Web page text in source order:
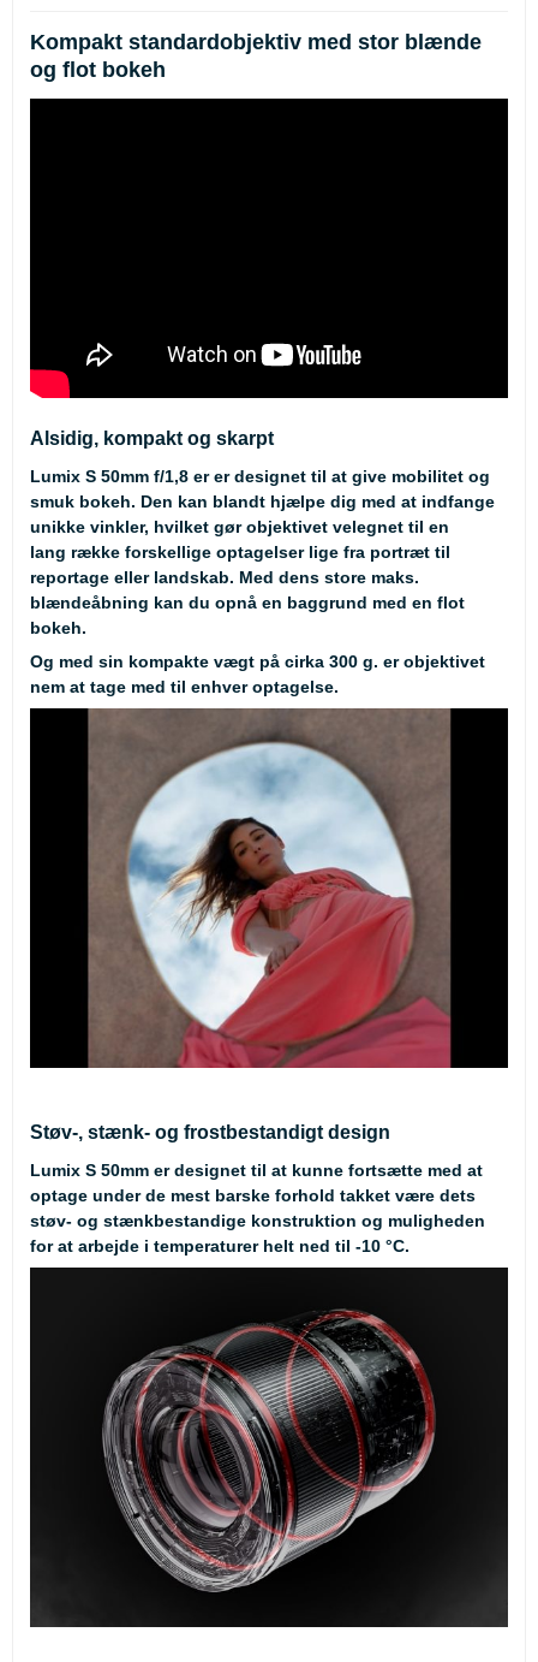
Kompakt standardobjektiv med stor blænde
og flot bokeh
Alsidig, kompakt og skarpt
Lumix S 50mm f/1,8 er er designet til at give mobilitet og
smuk bokeh. Den kan blandt hjælpe dig med at indfange
unikke vinkler, hvilket gør objektivet velegnet til en
lang række forskellige optagelser lige fra portræt til
reportage eller landskab. Med dens store maks.
blændeåbning kan du opnå en baggrund med en flot
bokeh.
Og med sin kompakte vægt på cirka 300 g. er objektivet
nem at tage med til enhver optagelse.
Støv-, stænk- og frostbestandigt design
Lumix S 50mm er designet til at kunne fortsætte med at
optage under de mest barske forhold takket være dets
støv- og stænkbestandige konstruktion og muligheden
for at arbejde i temperaturer helt ned til -10 °C.